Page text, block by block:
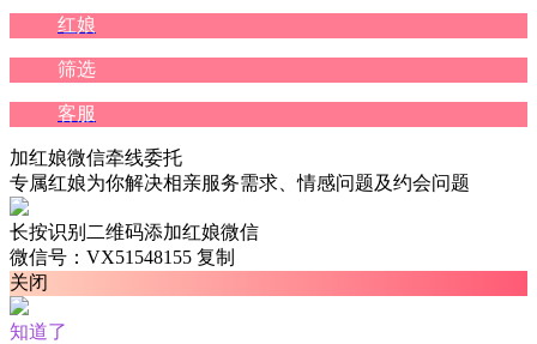
红娘
筛选
客服
加红娘微信牵线委托
专属红娘为你解决相亲服务需求、情感问题及约会问题
长按识别二维码添加红娘微信
微信号：VX51548155 复制
关闭
知道了